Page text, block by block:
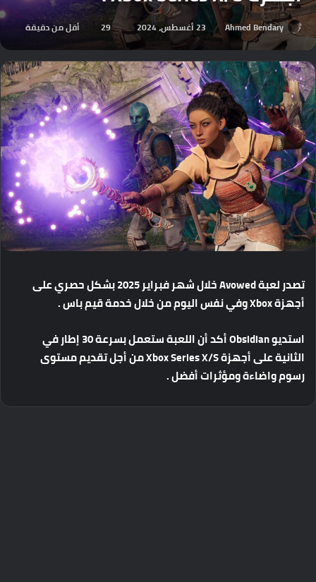
Ahmed Bendary 23 أغسطس، 2024 29 أقل من دقيقة
تصدرلعبة خلالشهرفبراير بشكلحصريعلى
أجهزة
وفينفساليوممنخلالخدمةقيمباس.
استديو
أكدأناللعبةستعملبسرعة إطارفي
الثانيةعلىأجهزة منأجلتقديممستوى
رسومواضاءةومؤثراتأفضل.